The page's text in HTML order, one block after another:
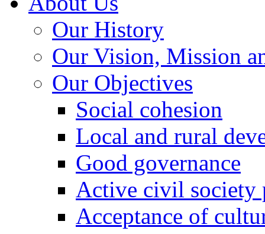
Our History
Our Vision, Mission
Our Objectives
Social cohesion
Local and rural
Good governance
Active civil society
Acceptance of